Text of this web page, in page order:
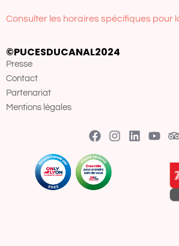
Consulter les horaires spécifiques pour
©PUCESDUCANAL2024
Presse
Contact
Partenariat
Mentions légales